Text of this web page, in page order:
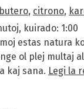
butero, citrono,
kuirado: 1:00
estas natura
ol plej multaj
kaj sana. Legi la